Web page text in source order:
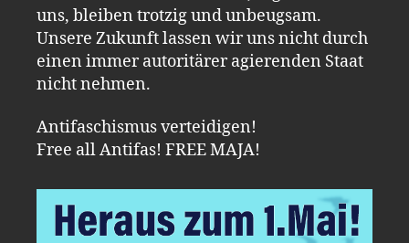
uns, bleiben trotzig und unbeugsam.
Unsere Zukunft lassen wir uns nicht durch
einen immer autoritärer agierenden Staat
nicht nehmen.
Antifaschismus verteidigen!
Free all Antifas! FREE MAJA!